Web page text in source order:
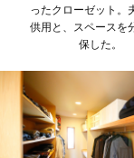
ったクローゼット。
供用と、スペースを
保した。